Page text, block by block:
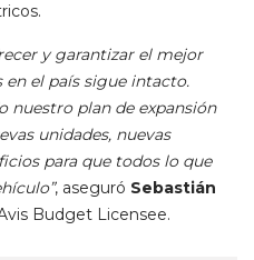
y garantizar el mejor
el país sigue intacto.
nuestro plan de expansión
unidades, nuevas
para que todos lo que
, aseguró Sebastián
Budget Licensee.